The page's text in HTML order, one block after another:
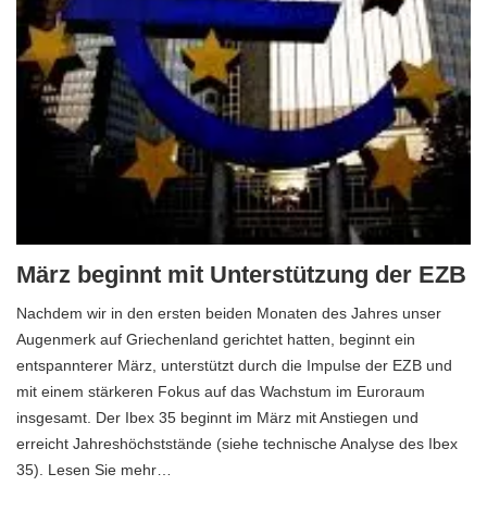
März beginnt mit Unterstützung der EZB
Nachdem wir in den ersten beiden Monaten des Jahres unser
Augenmerk auf Griechenland gerichtet hatten, beginnt ein
entspannterer März, unterstützt durch die Impulse der EZB und
mit einem stärkeren Fokus auf das Wachstum im Euroraum
insgesamt. Der Ibex 35 beginnt im März mit Anstiegen und
erreicht Jahreshöchststände (siehe technische Analyse des Ibex
35). Lesen Sie mehr…